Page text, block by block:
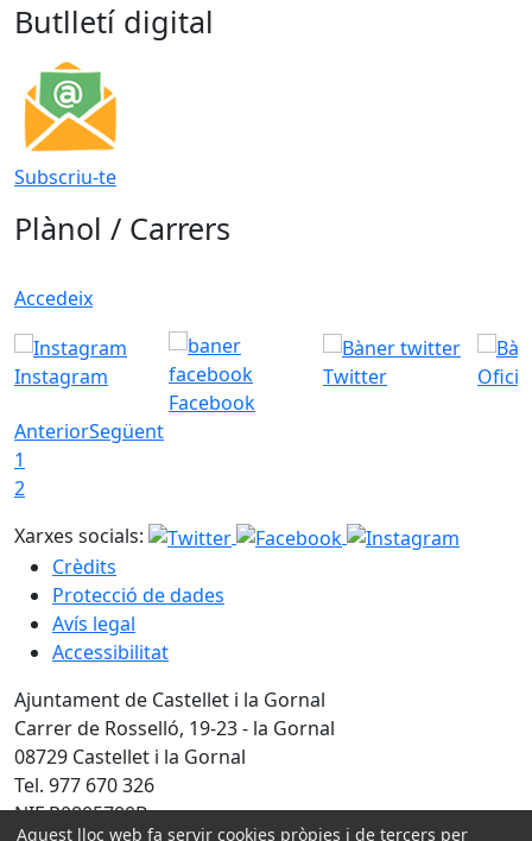
Butlletí digital
Subscriu-te
Plànol / Carrers
Accedeix
Instagram
Facebook
Twitter
AnteriorSegüent
1
2
Xarxes socials:
Crèdits
Protecció de dades
Avís legal
Accessibilitat
Ajuntament de Castellet i la Gornal
Carrer de Rosselló, 19-23 - la Gornal
08729 Castellet i la Gornal
Tel. 977 670 326
NIF P0805700B
Aquest lloc web fa servir cookies pròpies i de tercers per